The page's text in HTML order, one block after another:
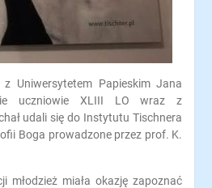
Uniwersytetem Papieskim Jana
uczniowie XLIII LO wraz z
udali się do Instytutu Tischnera
Boga prowadzone przez prof. K.
młodzież miała okazję zapoznać